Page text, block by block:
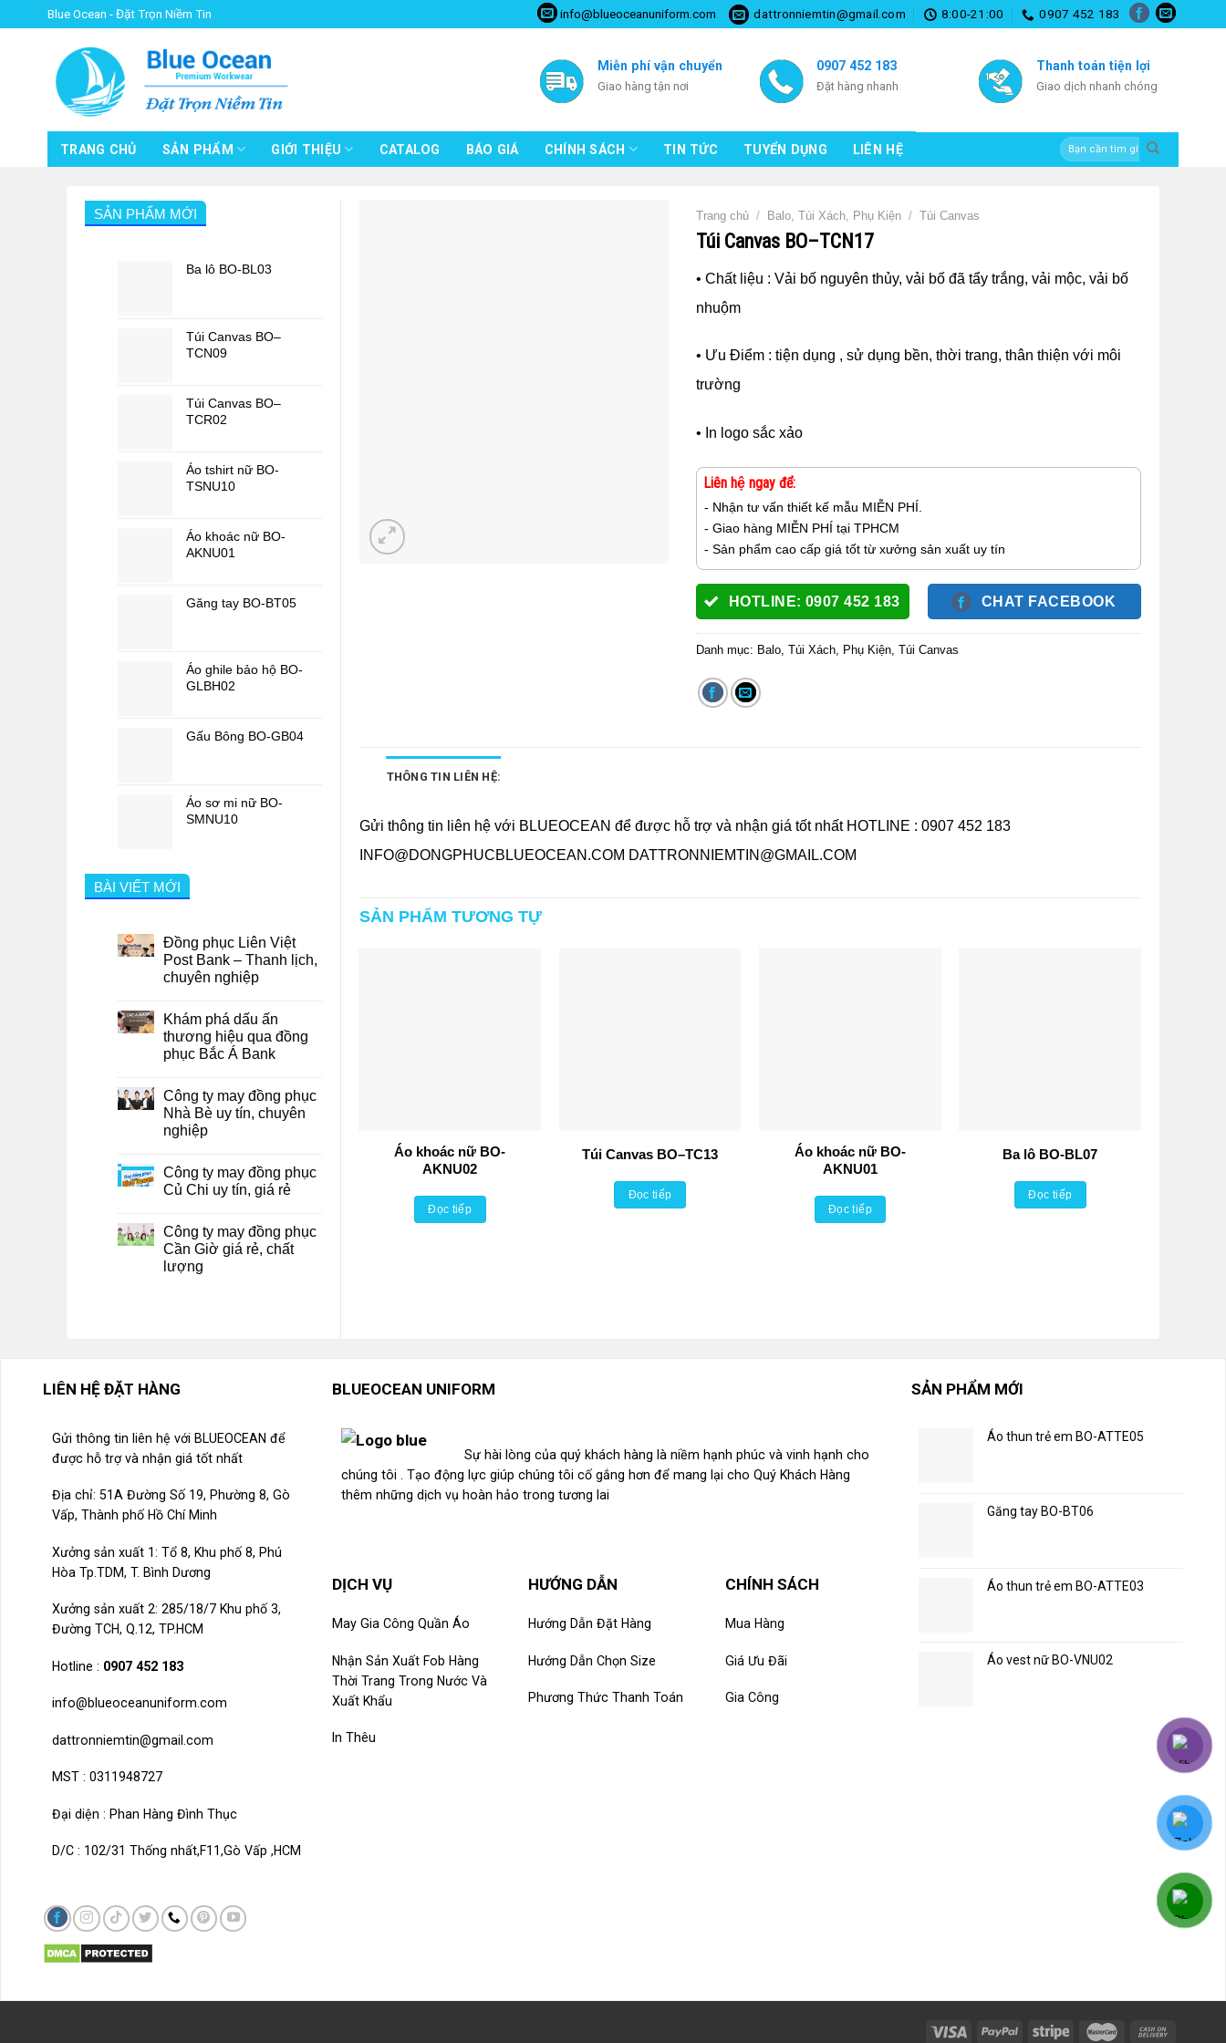
to
Blue Ocean - Đặt Trọn Niềm Tin info@blueoceanuniform.com dattronniemtin@gmail.com 8:00-21:00 0907 452 183
Miễn phí vận chuyển
Giao hàng tận nơi
0907 452 183
Đặt hàng nhanh
Thanh toán tiện lợi
Giao dịch nhanh chóng
TRANG CHỦ SẢN PHẨM GIỚI THIỆU CATALOG BÁO GIÁ CHÍNH SÁCH TIN TỨC TUYỂN DỤNG LIÊN HỆ
Tìm
kiếm:
SẢN PHẨM MỚI
Ba lô BO-BL03
Túi Canvas BO–
TCN09
Túi Canvas BO–
TCR02
Áo tshirt nữ BO-
TSNU10
Áo khoác nữ BO-
AKNU01
Găng tay BO-BT05
Áo ghile bảo hộ BO-
GLBH02
Gấu Bông BO-GB04
Áo sơ mi nữ BO-
SMNU10
BÀI VIẾT MỚI
Đồng phục Liên Việt
Post Bank – Thanh lịch,
chuyên nghiệp
Khám phá dấu ấn
thương hiệu qua đồng
phục Bắc Á Bank
Công ty may đồng phục
Nhà Bè uy tín, chuyên
nghiệp
Công ty may đồng phục
Củ Chi uy tín, giá rẻ
Công ty may đồng phục
Cần Giờ giá rẻ, chất
lượng
Trang chủ / Balo, Túi Xách, Phụ Kiện / Túi Canvas
Túi Canvas BO–TCN17
• Chất liệu : Vải bố nguyên thủy, vải bố đã tẩy trắng, vải mộc, vải bố
nhuộm
• Ưu Điểm : tiện dụng , sử dụng bền, thời trang, thân thiện với môi
trường
• In logo sắc xảo
Liên hệ ngay để:
- Nhận tư vấn thiết kế mẫu MIỄN PHÍ.
- Giao hàng MIỄN PHÍ tại TPHCM
- Sản phẩm cao cấp giá tốt từ xưởng sản xuất uy tín
HOTLINE: 0907 452 183 CHAT FACEBOOK
Danh mục: Balo, Túi Xách, Phụ Kiện,Túi Canvas
THÔNG TIN LIÊN HỆ:
Gửi thông tin liên hệ với BLUEOCEAN để được hỗ trợ và nhận giá tốt nhất HOTLINE : 0907 452 183
INFO@DONGPHUCBLUEOCEAN.COM DATTRONNIEMTIN@GMAIL.COM
SẢN PHẨM TƯƠNG TỰ
Áo khoác nữ BO-
AKNU02
Đọc tiếp
Túi Canvas BO–TC13
Đọc tiếp
Áo khoác nữ BO-
AKNU01
Đọc tiếp
Ba lô BO-BL07
Đọc tiếp
Đọc tiếp
LIÊN HỆ ĐẶT HÀNG
Gửi thông tin liên hệ với BLUEOCEAN để
được hỗ trợ và nhận giá tốt nhất
Địa chỉ: 51A Đường Số 19, Phường 8, Gò
Vấp, Thành phố Hồ Chí Minh
Xưởng sản xuất 1: Tổ 8, Khu phố 8, Phú
Hòa Tp.TDM, T. Bình Dương
Xưởng sản xuất 2: 285/18/7 Khu phố 3,
Đường TCH, Q.12, TP.HCM
Hotline : 0907 452 183
info@blueoceanuniform.com
dattronniemtin@gmail.com
MST : 0311948727
Đại diện : Phan Hàng Đình Thục
D/C : 102/31 Thống nhất,F11,Gò Vấp ,HCM
BLUEOCEAN UNIFORM
Sự hài lòng của quý khách hàng là niềm hạnh phúc và vinh hạnh cho
chúng tôi . Tạo động lực giúp chúng tôi cố gắng hơn để mang lại cho Quý Khách Hàng
thêm những dịch vụ hoàn hảo trong tương lai
DỊCH VỤ
May Gia Công Quần Áo
Nhận Sản Xuất Fob Hàng
Thời Trang Trong Nước Và
Xuất Khẩu
In Thêu
HƯỚNG DẪN
Hướng Dẫn Đặt Hàng
Hướng Dẫn Chọn Size
Phương Thức Thanh Toán
CHÍNH SÁCH
Mua Hàng
Giá Ưu Đãi
Gia Công
SẢN PHẨM MỚI
Áo thun trẻ em BO-ATTE05
Găng tay BO-BT06
Áo thun trẻ em BO-ATTE03
Áo vest nữ BO-VNU02